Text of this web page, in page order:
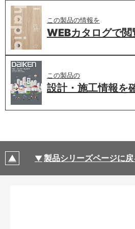
この製品の情報を
WEBカタログで閲
この製品の
設計・施工情報を
製品シリーズページに戻